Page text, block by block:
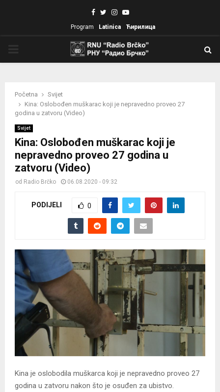
Facebook
TwitterInstagram
Youtube
Program Latinica Ћирилица
Početna
Svijet
Kina: Oslobođen muškarac koji je nepravedno proveo 27
godina u zatvoru (Video)
Svijet
Kina: Oslobođen muškarac koji je
nepravedno proveo 27 godina u
zatvoru (Video)
od Radio Brčko 06.08.2020 - 09:32
PODIJELI 0
Kina je oslobodila muškarca koji je nepravedno proveo 27
godina u zatvoru nakon što je osuđen za ubistvo.